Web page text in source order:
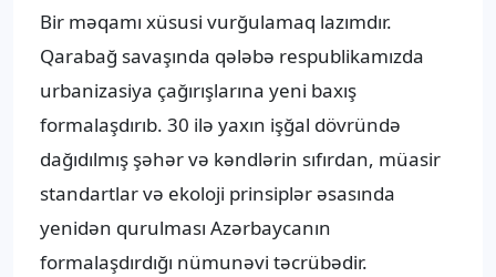
Bir məqamı xüsusi vurğulamaq lazımdır.
Qarabağ savaşında qələbə respublikamızda
urbanizasiya çağırışlarına yeni baxış
formalaşdırıb. 30 ilə yaxın işğal dövründə
dağıdılmış şəhər və kəndlərin sıfırdan, müasir
standartlar və ekoloji prinsiplər əsasında
yenidən qurulması Azərbaycanın
formalaşdırdığı nümunəvi təcrübədir.